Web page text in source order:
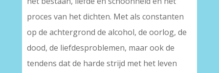
proces van het dichten. Met als constanten
op de achtergrond de alcohol, de oorlog, de
dood, de liefdesproblemen, maar ook de
tendens dat de harde strijd met het leven